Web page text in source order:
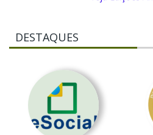
DESTAQUES